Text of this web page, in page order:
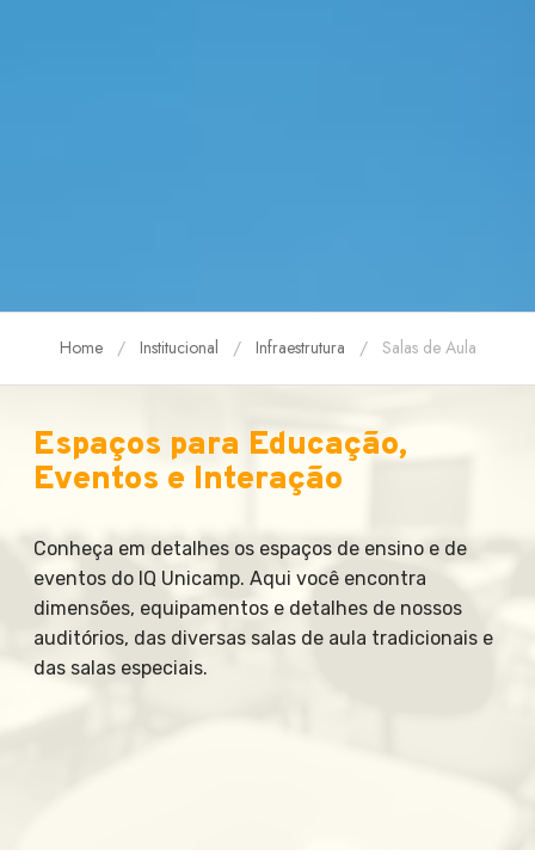
Home Institucional Infraestrutura Salas de Aula
Espaços para Educação,
Eventos e Interação
Conheça em detalhes os espaços de ensino e de
eventos do IQ Unicamp. Aqui você encontra
dimensões, equipamentos e detalhes de nossos
auditórios, das diversas salas de aula tradicionais e
das salas especiais.